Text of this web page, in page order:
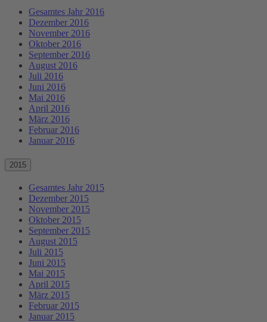
Gesamtes Jahr 2016
Dezember 2016
November 2016
Oktober 2016
September 2016
August 2016
Juli 2016
Juni 2016
Mai 2016
April 2016
März 2016
Februar 2016
Januar 2016
2015
Gesamtes Jahr 2015
Dezember 2015
November 2015
Oktober 2015
September 2015
August 2015
Juli 2015
Juni 2015
Mai 2015
April 2015
März 2015
Februar 2015
Januar 2015